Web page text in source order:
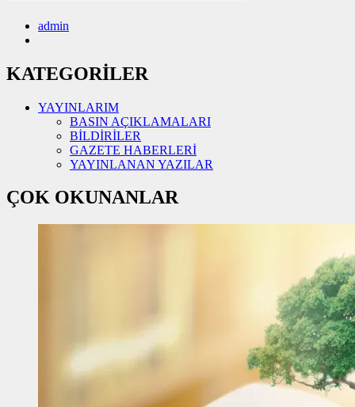
admin
KATEGORİLER
YAYINLARIM
BASIN AÇIKLAMALARI
BİLDİRİLER
GAZETE HABERLERİ
YAYINLANAN YAZILAR
ÇOK OKUNANLAR